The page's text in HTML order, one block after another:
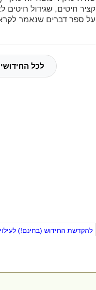
קציר חיטים, שגידול
על ספר דברים שנאמר
לכל
להקדשת החידוש (בחינם!)